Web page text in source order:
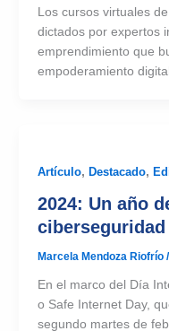
Los cursos virtuales
dictados por expertos
emprendimiento que
empoderamiento
Artículo, Destacado,
2024: Un año
ciberseguridad
Marcela Mendoza Riofrío /
En el marco del Día
o Safe Internet Day,
segundo martes de